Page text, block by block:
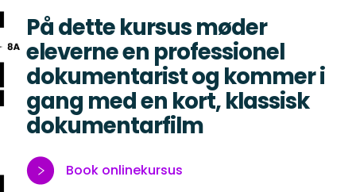
På dette kursus møder
eleverne en professionel
dokumentarist og kommer i
gang med en kort, klassisk
dokumentarfilm
Book onlinekursus